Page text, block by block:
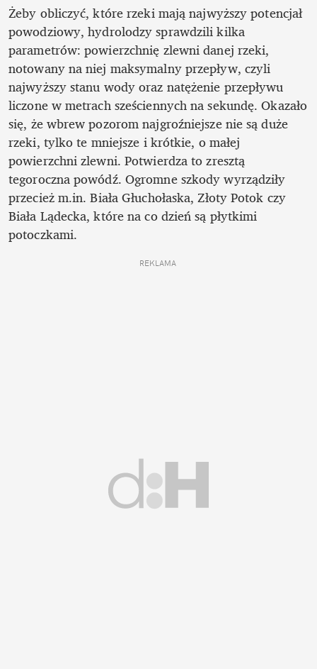
Żeby obliczyć, które rzeki mają najwyższy potencjał
powodziowy, hydrolodzy sprawdzili kilka
parametrów: powierzchnię zlewni danej rzeki,
notowany na niej maksymalny przepływ, czyli
najwyższy stanu wody oraz natężenie przepływu
liczone w metrach sześciennych na sekundę. Okazało
się, że wbrew pozorom najgroźniejsze nie są duże
rzeki, tylko te mniejsze i krótkie, o małej
powierzchni zlewni. Potwierdza to zresztą
tegoroczna powódź. Ogromne szkody wyrządziły
przecież m.in. Biała Głuchołaska, Złoty Potok czy
Biała Lądecka, które na co dzień są płytkimi
potoczkami.
REKLAMA